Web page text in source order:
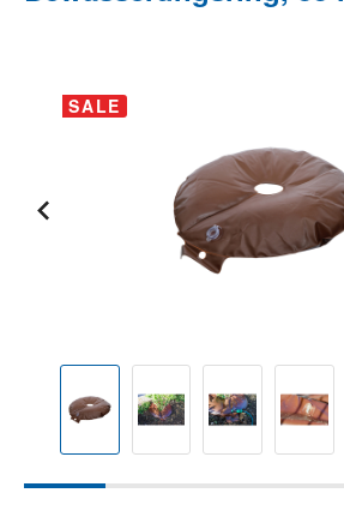
Bildergalerie überspringen
SALE